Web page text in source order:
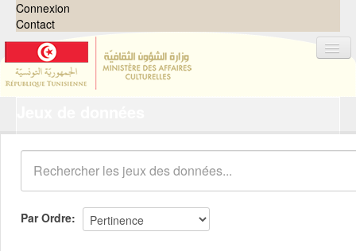
Connexion
Contact
Organisations
Groupes
Demandes 0
À propos
Par Ordre